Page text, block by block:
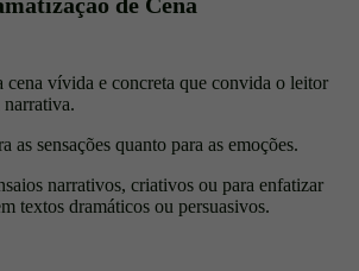
cena vívida e concreta que convida o leitor
as sensações quanto para as emoções.
narrativos, criativos ou para enfatizar
textos dramáticos ou persuasivos.